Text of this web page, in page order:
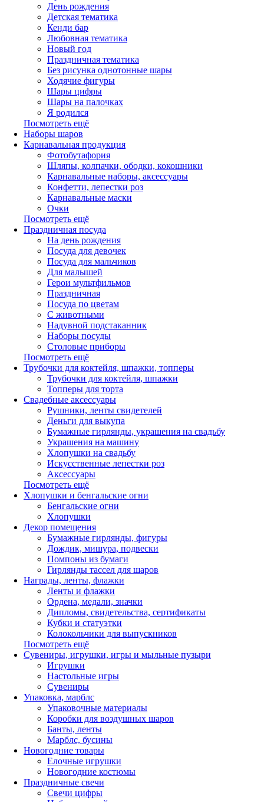
День рождения
Детская тематика
Кенди бар
Любовная тематика
Новый год
Праздничная тематика
Без рисунка однотонные шары
Ходячие фигуры
Шары цифры
Шары на палочках
Я родился
Посмотреть ещё
Наборы шаров
Карнавальная продукция
Фотобутафория
Шляпы, колпачки, ободки, кокошники
Карнавальные наборы, аксессуары
Конфетти, лепестки роз
Карнавальные маски
Очки
Посмотреть ещё
Праздничная посуда
На день рождения
Посуда для девочек
Посуда для мальчиков
Для малышей
Герои мультфильмов
Праздничная
Посуда по цветам
С животными
Надувной подстаканник
Наборы посуды
Столовые приборы
Посмотреть ещё
Трубочки для коктейля, шпажки, топперы
Трубочки для коктейля, шпажки
Топперы для торта
Свадебные аксессуары
Рушники, ленты свидетелей
Деньги для выкупа
Бумажные гирлянды, украшения на свадьбу
Украшения на машину
Хлопушки на свадьбу
Искусственные лепестки роз
Аксессуары
Посмотреть ещё
Хлопушки и бенгальские огни
Бенгальские огни
Хлопушки
Декор помещения
Бумажные гирлянды, фигуры
Дождик, мишура, подвески
Помпоны из бумаги
Гирлянды тассел для шаров
Награды, ленты, флажки
Ленты и флажки
Ордена, медали, значки
Дипломы, свидетельства, сертификаты
Кубки и статуэтки
Колокольчики для выпускников
Посмотреть ещё
Сувениры, игрушки, игры и мыльные пузыри
Игрушки
Настольные игры
Сувениры
Упаковка, марблс
Упаковочные материалы
Коробки для воздушных шаров
Банты, ленты
Марблс, бусины
Новогодние товары
Елочные игрушки
Новогодние костюмы
Праздничные свечи
Свечи цифры